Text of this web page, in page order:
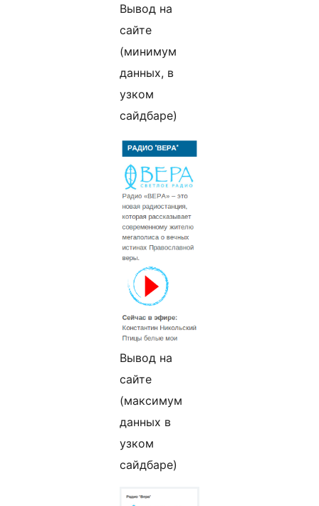
Вывод на
сайте
(минимум
данных, в
узком
сайдбаре)
Вывод на
сайте
(максимум
данных в
узком
сайдбаре)